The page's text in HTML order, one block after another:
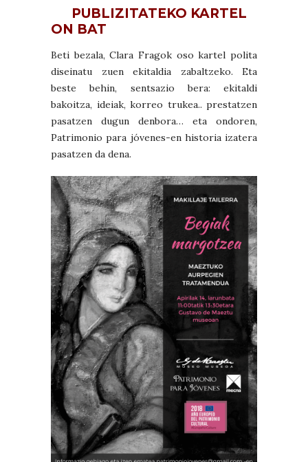
PUBLIZITATEKO KARTEL
ON BAT
Beti bezala, Clara Fragok oso kartel polita
diseinatu zuen ekitaldia zabaltzeko. Eta
beste behin, sentsazio bera: ekitaldi
bakoitza, ideiak, korreo trukea.. prestatzen
pasatzen dugun denbora… eta ondoren,
Patrimonio para jóvenes-en historia izatera
pasatzen da dena.